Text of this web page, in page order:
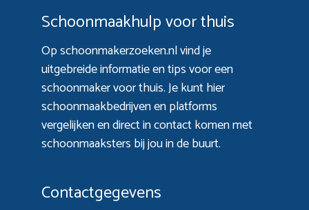
Schoonmaakhulp voor thuis
Op schoonmakerzoeken.nl vind je
uitgebreide informatie en tips voor een
schoonmaker voor thuis. Je kunt hier
schoonmaakbedrijven en platforms
vergelijken en direct in contact komen met
schoonmaaksters bij jou in de buurt.
Contactgegevens